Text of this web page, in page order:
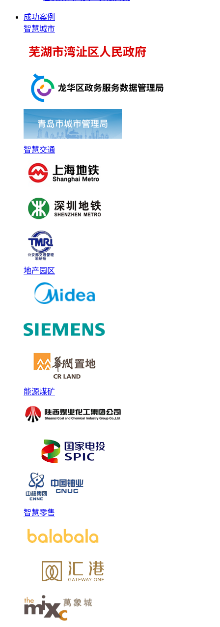
成功案例
智慧城市
智慧交通
地产园区
能源煤矿
智慧零售